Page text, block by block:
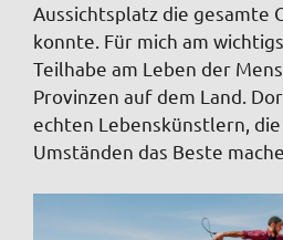
Aussichtsplatz die gesamte
konnte. Für mich am
Teilhabe am Leben der
Provinzen auf dem Land.
echten Lebenskünstlern,
Umständen das Beste